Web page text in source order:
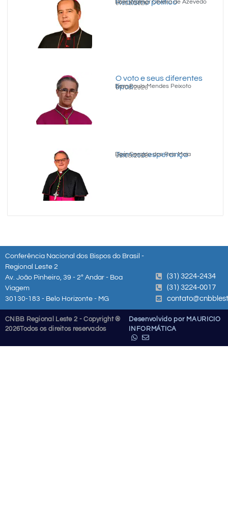
Realismo político
Dom Walmor Oliveira de Azevedo
07/08/2026
O voto e seus diferentes
tipos
Dom Paulo Mendes Peixoto
07/08/2026
Teimosa esperança
Dom Geraldo dos Reis Maia
05/08/2026
Conferência Nacional dos Bispos do Brasil -
Regional Leste 2
Av. João Pinheiro, 39 - 2º Andar - Boa
Viagem
30130-183 - Belo Horizonte - MG
(31) 3224-2434
(31) 3224-0017
CNBB Regional Leste 2 - Copyright ®
2026Todos os direitos reservados
Desenvolvido por MAURICIO
INFORMÁTICA